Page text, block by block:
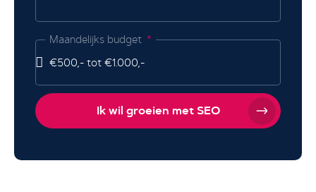
Maandelijks budget
Ik wil groeien met SEO